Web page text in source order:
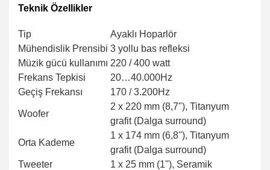
Teknik Özellikler
Tip
Ayaklı Hoparlör
Mühendislik Prensibi 3 yollu bas refleksi
Müzik gücü kullanımı 220 / 400 watt
Frekans Tepkisi
20…40.000Hz
Geçiş Frekansı
170 / 3.200Hz
Woofer
2 x 220 mm (8,7"), Titanyum
grafit (Dalga surround)
Orta Kademe
1 x 174 mm (6,8''), Titanyum
grafit (Dalga surround)
Tweeter
1 x 25 mm (1''), Seramik